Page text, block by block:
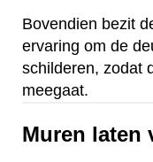
Bovendien bezit
ervaring om de
schilderen, zodat
meegaat.
Muren laten